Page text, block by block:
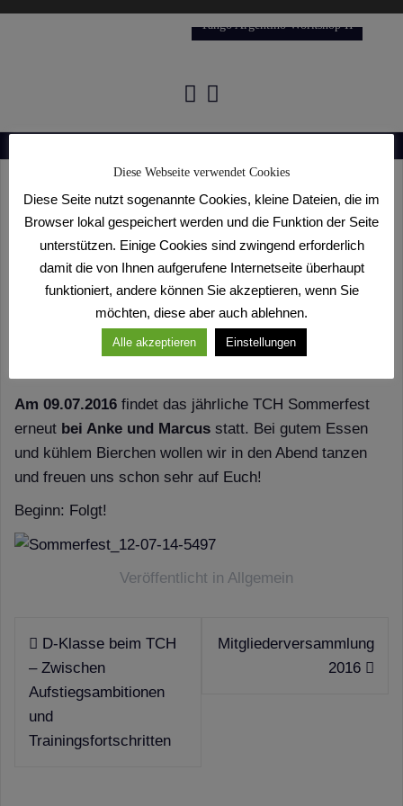
Tango Argentino Workshop II
Wir feiern den Sommer! (2016
Edition)
17. März 2016 Toni Bontempo
Auf ein Neues! Die ersten Sonnenstrahlen lassen auf
einen schönen Sommer hoffen und das wollen wir
Am 09.07.2016 findet das jährliche TCH Sommerfest
erneut bei Anke und Marcus statt. Bei gutem Essen
und kühlem Bierchen wollen wir in den Abend tanzen
und freuen uns schon sehr auf Euch!
Beginn: Folgt!
Veröffentlicht in Allgemein
Beitragsnavigation
D-Klasse beim TCH
– Zwischen
Aufstiegsambitionen
und
Trainingsfortschritten
Mitgliederversammlung
2016
Diese Webseite verwendet Cookies
Diese Seite nutzt sogenannte Cookies, kleine Dateien, die im
Browser lokal gespeichert werden und die Funktion der Seite
unterstützen. Einige Cookies sind zwingend erforderlich
damit die von Ihnen aufgerufene Internetseite überhaupt
funktioniert, andere können Sie akzeptieren, wenn Sie
möchten, diese aber auch ablehnen.
Alle akzeptieren Einstellungen